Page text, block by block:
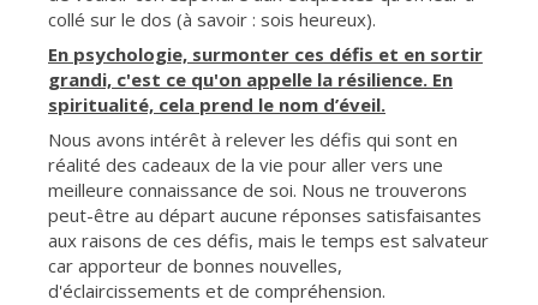
collé sur le dos (à savoir : sois heureux).
En psychologie, surmonter ces défis et en sortir
grandi, c'est ce qu'on appelle la résilience. En
spiritualité, cela prend le nom d’éveil.
Nous avons intérêt à relever les défis qui sont en
réalité des cadeaux de la vie pour aller vers une
meilleure connaissance de soi. Nous ne trouverons
peut-être au départ aucune réponses satisfaisantes
aux raisons de ces défis, mais le temps est salvateur
car apporteur de bonnes nouvelles,
d'éclaircissements et de compréhension.